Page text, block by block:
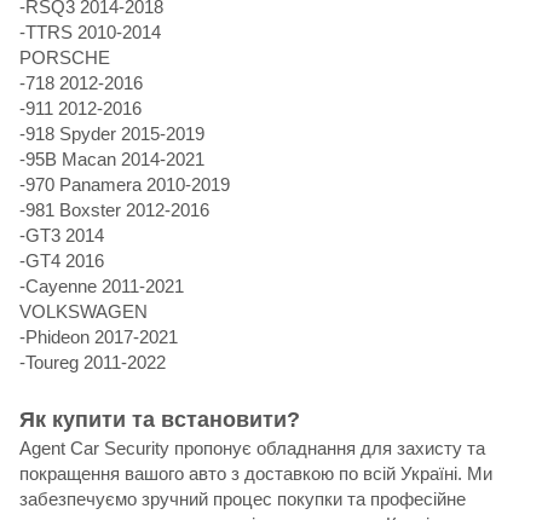
-RSQ3 2014-2018
-TTRS 2010-2014
PORSCHE
-718 2012-2016
-911 2012-2016
-918 Spyder 2015-2019
-95B Macan 2014-2021
-970 Panamera 2010-2019
-981 Boxster 2012-2016
-GT3 2014
-GT4 2016
-Cayenne 2011-2021
VOLKSWAGEN
-Phideon 2017-2021
-Toureg 2011-2022
Як купити та встановити?
Agent Car Security пропонує обладнання для захисту та
покращення вашого авто з доставкою по всій Україні. Ми
забезпечуємо зручний процес покупки та професійне